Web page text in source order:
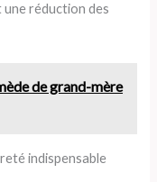
une réduction des
de grand-mère
indispensable